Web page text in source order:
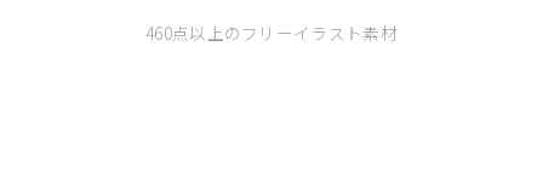
460点以上のフリーイラスト素材